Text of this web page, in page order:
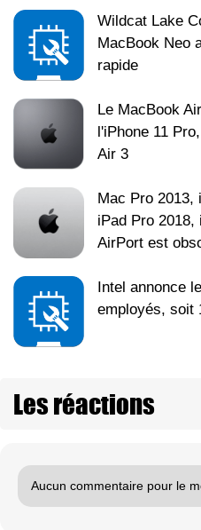
Wildcat Lake
MacBook Neo
rapide
Le MacBook
l'iPhone 11
Air 3
Mac Pro 2013,
iPad Pro 2018,
AirPort est
Intel annonce
employés, soit
Les réactions
Aucun commentaire pour le